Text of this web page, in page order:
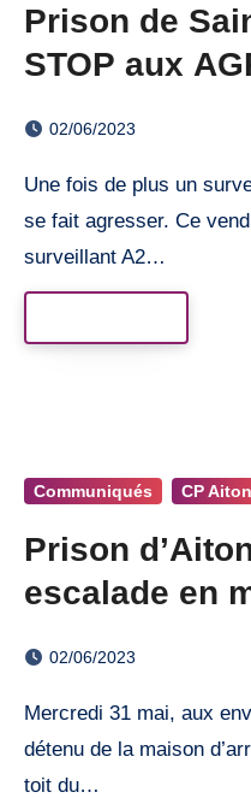
Prison de
STOP aux
02/06/2023
Une fois de plus un surveillant du CP de la Talaudière
se fait agresser. Ce
surveillant A2…
Communiqués CP Aiton
Prison
escalade en
02/06/2023
Mercredi 31 mai, aux environs de 16 heures, un
détenu de la maison
toit du…